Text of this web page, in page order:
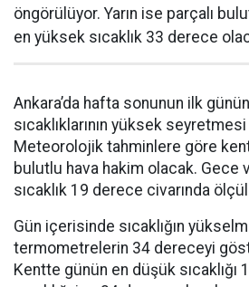
öngörülüyor. Yarın ise parçalı
en yüksek sıcaklık 33 derece
Ankara’da hafta sonunun ilk
sıcaklıklarının yüksek
Meteorolojik tahminlere göre
bulutlu hava hakim olacak. Gece
sıcaklık 19 derece civarında
Gün içerisinde sıcaklığın
termometrelerin 34 dereceyi
Kentte günün en düşük sıcaklığı